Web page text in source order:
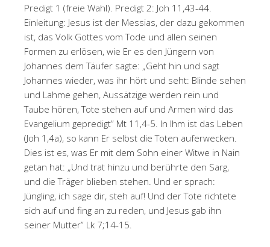
Predigt 1 (freie Wahl). Predigt 2: Joh 11,43-44.
Einleitung: Jesus ist der Messias, der dazu gekommen
ist, das Volk Gottes vom Tode und allen seinen
Formen zu erlösen, wie Er es den Jüngern von
Johannes dem Täufer sagte: „Geht hin und sagt
Johannes wieder, was ihr hört und seht: Blinde sehen
und Lahme gehen, Aussätzige werden rein und
Taube hören, Tote stehen auf und Armen wird das
Evangelium gepredigt” Mt 11,4-5. In Ihm ist das Leben
(Joh 1,4a), so kann Er selbst die Toten auferwecken.
Dies ist es, was Er mit dem Sohn einer Witwe in Nain
getan hat: „Und trat hinzu und berührte den Sarg,
und die Träger blieben stehen. Und er sprach:
Jüngling, ich sage dir, steh auf! Und der Tote richtete
sich auf und fing an zu reden, und Jesus gab ihn
seiner Mutter” Lk 7;14-15.